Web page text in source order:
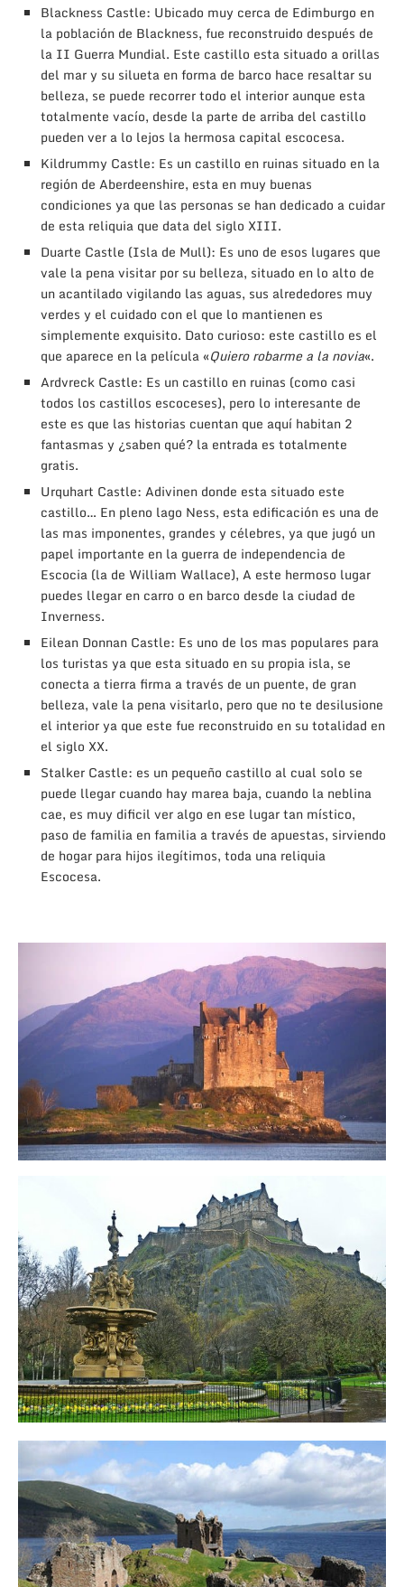
Blackness Castle: Ubicado muy cerca de Edimburgo en
la población de Blackness, fue reconstruido después de
la II Guerra Mundial. Este castillo esta situado a orillas
del mar y su silueta en forma de barco hace resaltar su
belleza, se puede recorrer todo el interior aunque esta
totalmente vacío, desde la parte de arriba del castillo
pueden ver a lo lejos la hermosa capital escocesa.
Kildrummy Castle: Es un castillo en ruinas situado en la
región de Aberdeenshire, esta en muy buenas
condiciones ya que las personas se han dedicado a cuidar
de esta reliquia que data del siglo XIII.
Duarte Castle (Isla de Mull): Es uno de esos lugares que
vale la pena visitar por su belleza, situado en lo alto de
un acantilado vigilando las aguas, sus alrededores muy
verdes y el cuidado con el que lo mantienen es
simplemente exquisito. Dato curioso: este castillo es el
que aparece en la película «Quiero robarme a la novia«.
Ardvreck Castle: Es un castillo en ruinas (como casi
todos los castillos escoceses), pero lo interesante de
este es que las historias cuentan que aquí habitan 2
fantasmas y ¿saben qué? la entrada es totalmente
gratis.
Urquhart Castle: Adivinen donde esta situado este
castillo… En pleno lago Ness, esta edificación es una de
las mas imponentes, grandes y célebres, ya que jugó un
papel importante en la guerra de independencia de
Escocia (la de William Wallace), A este hermoso lugar
puedes llegar en carro o en barco desde la ciudad de
Inverness.
Eilean Donnan Castle: Es uno de los mas populares para
los turistas ya que esta situado en su propia isla, se
conecta a tierra firma a través de un puente, de gran
belleza, vale la pena visitarlo, pero que no te desilusione
el interior ya que este fue reconstruido en su totalidad en
el siglo XX.
Stalker Castle: es un pequeño castillo al cual solo se
puede llegar cuando hay marea baja, cuando la neblina
cae, es muy dificil ver algo en ese lugar tan místico,
paso de familia en familia a través de apuestas, sirviendo
de hogar para hijos ilegítimos, toda una reliquia
Escocesa.